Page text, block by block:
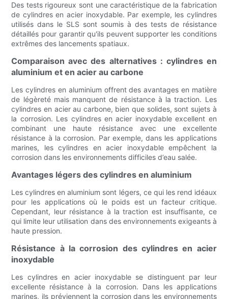
Des tests rigoureux sont une caractéristique de la fabrication
de cylindres en acier inoxydable. Par exemple, les cylindres
utilisés dans le SLS sont soumis à des tests de résistance
détaillés pour garantir qu'ils peuvent supporter les conditions
extrêmes des lancements spatiaux.
Comparaison avec des alternatives : cylindres en
aluminium et en acier au carbone
Les cylindres en aluminium offrent des avantages en matière
de légèreté mais manquent de résistance à la traction. Les
cylindres en acier au carbone, bien que solides, sont sujets à
la corrosion. Les cylindres en acier inoxydable excellent en
combinant une haute résistance avec une excellente
résistance à la corrosion. Par exemple, dans les applications
marines, les cylindres en acier inoxydable empêchent la
corrosion dans les environnements difficiles d’eau salée.
Avantages légers des cylindres en aluminium
Les cylindres en aluminium sont légers, ce qui les rend idéaux
pour les applications où le poids est un facteur critique.
Cependant, leur résistance à la traction est insuffisante, ce
qui limite leur utilisation dans des environnements exigeants à
haute pression.
Résistance à la corrosion des cylindres en acier
inoxydable
Les cylindres en acier inoxydable se distinguent par leur
excellente résistance à la corrosion. Dans les applications
marines, ils préviennent la corrosion dans les environnements